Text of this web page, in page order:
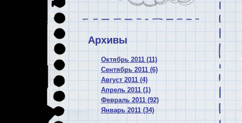
Архивы
Октябрь 2011 (11)
Сентябрь 2011 (6)
Август 2011 (4)
Апрель 2011 (1)
Февраль 2011 (92)
Январь 2011 (34)